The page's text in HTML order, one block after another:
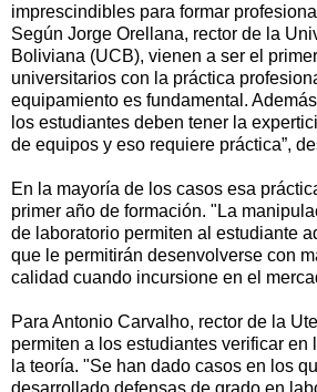
imprescindibles para formar
Según Jorge Orellana, rector de la
Boliviana (UCB), vienen a ser el
universitarios con la práctica
equipamiento es fundamental.
los estudiantes deben tener la
de equipos y eso requiere práctica”,
En la mayoría de los casos esa
primer año de formación. "La
de laboratorio permiten al estudiante
que le permitirán desenvolverse con
calidad cuando incursione en el
Para Antonio Carvalho, rector de la
permiten a los estudiantes verificar en
la teoría. "Se han dado casos en los
desarrollado defensas de grado en